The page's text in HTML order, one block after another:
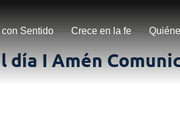
Sentido Crece en la fe
día I Amén